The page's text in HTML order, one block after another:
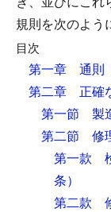
規則を次のよう
目次
第一章 通則
第二章 正確
第一節 製
第二節 修
第一款
条）
第二款